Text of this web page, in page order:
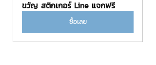
ขวัญ สติกเกอร์ Line แจกฟรี
ซื้อเลย